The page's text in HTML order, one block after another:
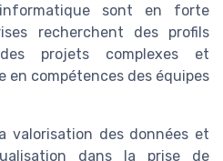
sont en forte
recherchent des profils
projets complexes et
en compétences des équipes
valorisation des données et
dans la prise de